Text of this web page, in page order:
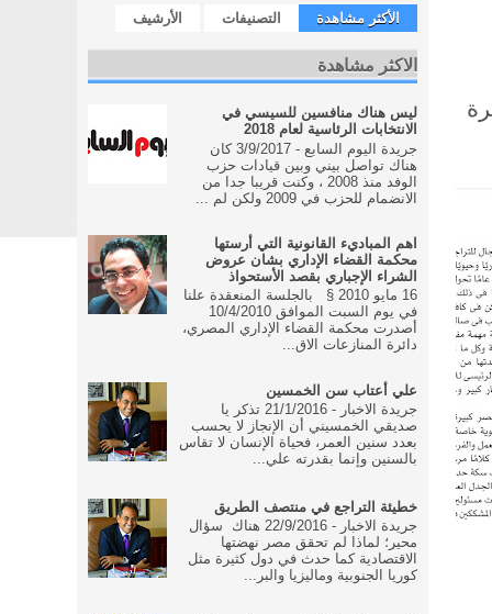
الأكثر مشاهدة التصنيفات الأرشيف
الاكثر مشاهدة
ليس هناك منافسين للسيسي في
الانتخابات الرئاسية لعام 2018
جريدة اليوم السابع - 3/9/2017 كان
هناك تواصل بيني وبين قيادات حزب
الوفد منذ 2008 ، وكنت قريبا جدا من
الانضمام للحزب في 2009 ولكن لم ...
اهم المباديء القانونية التي أرستها
محكمة القضاء الإداري بشان عروض
الشراء الإجباري بقصد الأستحواذ
16 مايو 2010 § بالجلسة المنعقدة علنا
في يوم السبت الموافق 10/4/2010
أصدرت محكمة القضاء الإداري المصري،
دائرة المنازعات الاق...
علي أعتاب سن الخمسين
جريدة الاخبار - 21/1/2016 تذكر يا
صديقي الخمسيني أن الإنجاز لا يحسب
بعدد سنين العمر، فحياة الإنسان لا تقاس
بالسنين وإنما بقدرته علي...
خطيئة التراجع في منتصف الطريق
جريدة الاخبار - 22/9/2016 هناك سؤال
محير؛ لماذا لم تحقق مصر نهضتها
الاقتصادية كما حدث في دول كثيرة مثل
كوريا الجنوبية وماليزيا والبر...